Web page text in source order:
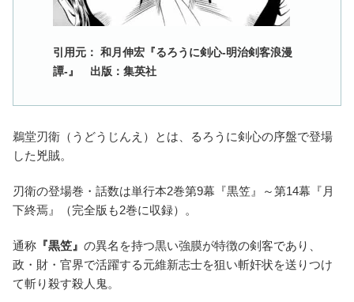
引用元： 和月伸宏『るろうに剣心-明治剣客浪漫
譚-』 出版：集英社
鵜堂刃衛（うどうじんえ）とは、るろうに剣心の序盤で登場
した兇賊。
刃衛の登場巻・話数は単行本2巻第9幕『黒笠』～第14幕『月
下終焉』（完全版も2巻に収録）。
通称 『黒笠』 の異名を持つ黒い強膜が特徴の剣客であり、
政・財・官界で活躍する元維新志士を狙い斬奸状を送りつけ
て斬り殺す殺人鬼。